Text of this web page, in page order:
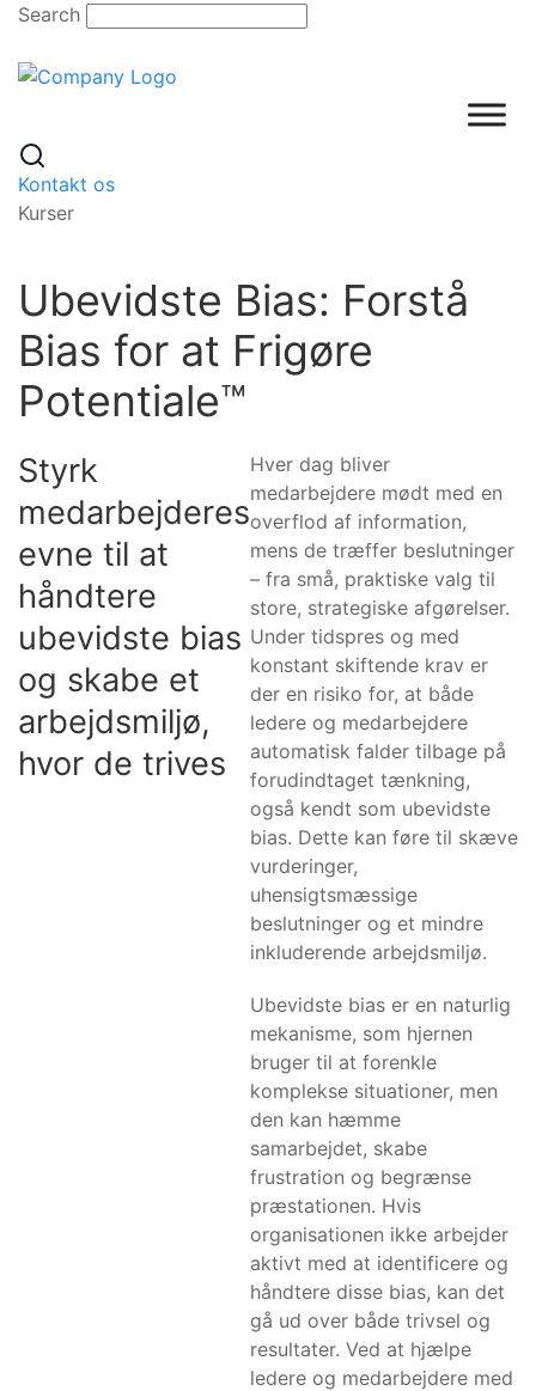
Skip
content
Search
Kontakt os
Kurser
Ubevidste Bias: Forstå
Bias for at Frigøre
Potentiale™
Styrk
medarbejderes
evne til at
håndtere
ubevidste bias
og skabe et
arbejdsmiljø,
hvor de trives
Hver dag bliver
medarbejdere mødt med en
overflod af information,
mens de træffer beslutninger
– fra små, praktiske valg til
store, strategiske afgørelser.
Under tidspres og med
konstant skiftende krav er
der en risiko for, at både
ledere og medarbejdere
automatisk falder tilbage på
forudindtaget tænkning,
også kendt som ubevidste
bias. Dette kan føre til skæve
vurderinger,
uhensigtsmæssige
beslutninger og et mindre
inkluderende arbejdsmiljø.
Ubevidste bias er en naturlig
mekanisme, som hjernen
bruger til at forenkle
komplekse situationer, men
den kan hæmme
samarbejdet, skabe
frustration og begrænse
præstationen. Hvis
organisationen ikke arbejder
aktivt med at identificere og
håndtere disse bias, kan det
gå ud over både trivsel og
resultater. Ved at hjælpe
ledere og medarbejdere med